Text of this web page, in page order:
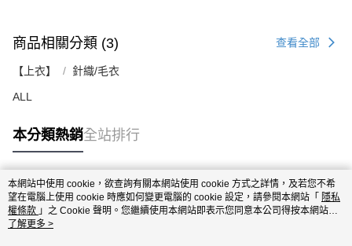
商品相關分類 (3) 查看全部
【上衣】 針織/毛衣
ALL
本分類熱銷全站排行
熱門標籤
本網站中使用 cookie，欲查詢有關本網站使用 cookie 方式之詳情，及若您不希
望在電腦上使用 cookie 時應如何變更電腦的 cookie 設定，請參閱本網站「 隱私
權條款 」之 Cookie 聲明。您繼續使用本網站即表示您同意本公司得按本網站使
用條款之 Cookie 聲明使用 cookie。
了解更多 >